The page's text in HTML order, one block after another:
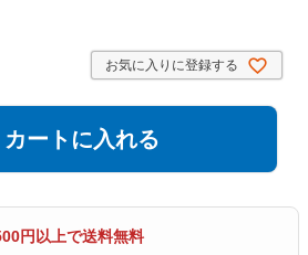
お気に入りに登録する
カートに入れる
円以上で送料無料